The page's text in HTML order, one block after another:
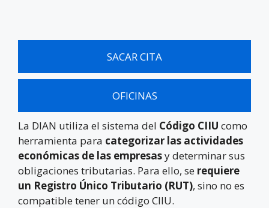
SACAR CITA
OFICINAS
La DIAN utiliza el sistema del Código CIIU como
herramienta para categorizar las actividades
económicas de las empresasy determinar sus
obligaciones tributarias. Para ello, se requiere
un Registro Único Tributario (RUT), sino no es
compatible tener un código CIIU.